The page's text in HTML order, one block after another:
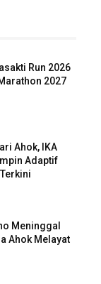
Run 2026
2027
Ahok, IKA
Adaptif
Meninggal
Ahok Melayat